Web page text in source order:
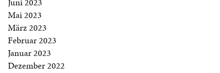
Mai 2023
März 2023
Februar 2023
Januar 2023
Dezember 2022